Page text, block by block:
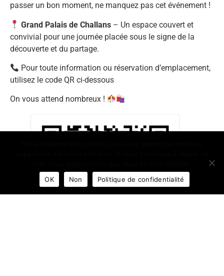
passer un bon moment, ne manquez pas cet événement !
Grand Palais de Challans – Un espace couvert et
convivial pour une journée placée sous le signe de la
découverte et du partage.
Pour toute information ou réservation d’emplacement,
utilisez le code QR ci-dessous
On vous attend nombreux !
OK
Non Politique de confidentialité